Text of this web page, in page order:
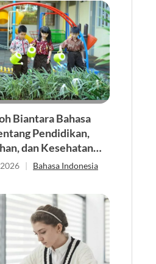
Biantara Bahasa
Pendidikan,
dan Kesehatan
| Bahasa Indonesia